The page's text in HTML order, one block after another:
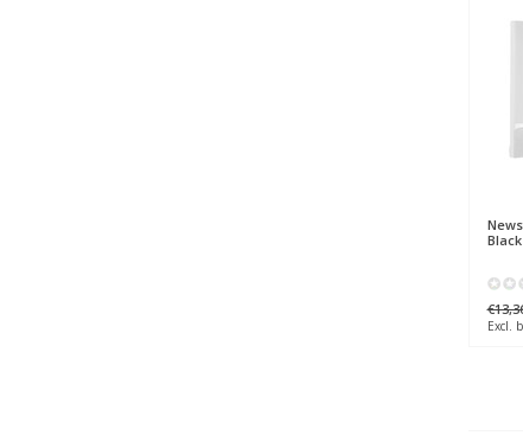
Excl.